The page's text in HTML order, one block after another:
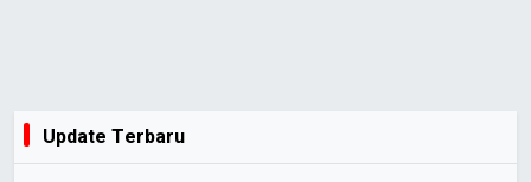
Update Terbaru